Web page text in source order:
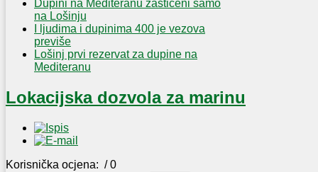
Dupini na Mediteranu zaštićeni samo
na Lošinju
I ljudima i dupinima 400 je vezova
previše
Lošinj prvi rezervat za dupine na
Mediteranu
Lokacijska dozvola za marinu
Korisnička ocjena: / 0